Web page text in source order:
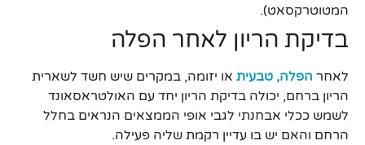
המטוטרקסאט).
בדיקת הריון לאחר הפלה
לאחר הפלה, טבעית או יזומה, במקרים שיש חשד לשארית
הריון ברחם, יכולה בדיקת הריון יחד עם האולטראסאונד
לשמש ככלי אבחנתי לגבי אופי הממצאים הנראים בחלל
הרחם והאם יש בו עדיין רקמת שליה פעילה.